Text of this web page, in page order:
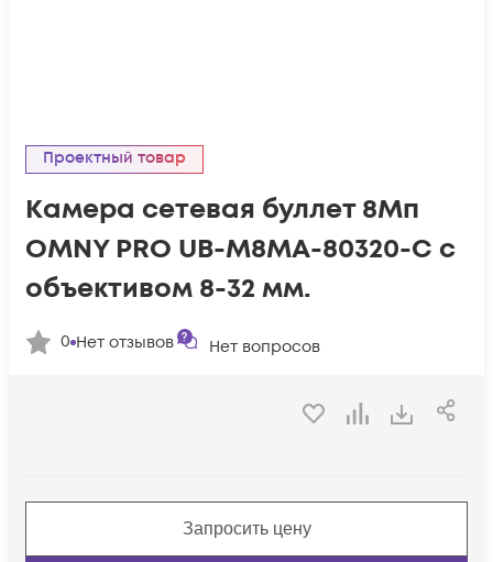
Проектный товар
Камера сетевая буллет 8Мп
OMNY PRO UB-M8MA-80320-C с
объективом 8-32 мм.
0 Нет отзывов Нет вопросов
Запросить цену